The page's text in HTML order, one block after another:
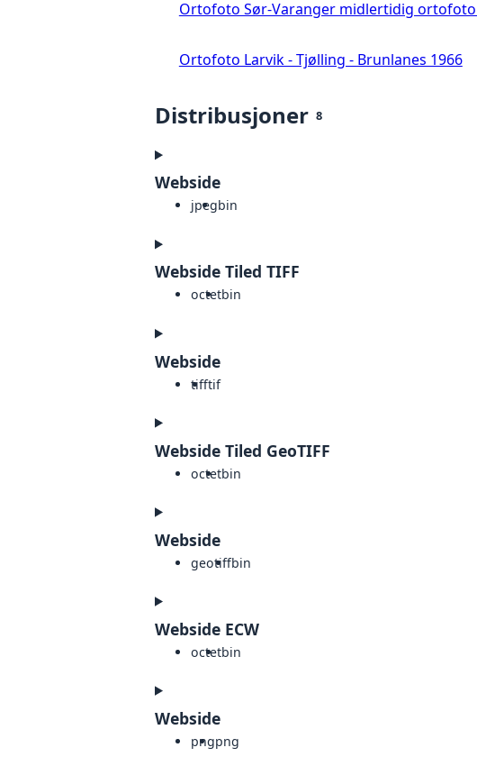
Ortofoto Sør-Varanger midlertidig ortofoto
Ortofoto Larvik - Tjølling - Brunlanes 1966
Distribusjoner 8
Webside
jpegbin
Webside Tiled TIFF
octetbin
Webside
tifftif
Webside Tiled GeoTIFF
octetbin
Webside
geotiffbin
Webside ECW
octetbin
Webside
pngpng